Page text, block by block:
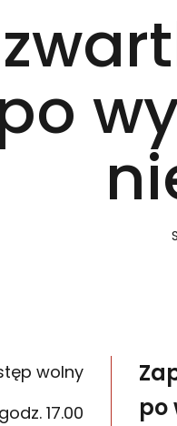
wolny
17.00
po